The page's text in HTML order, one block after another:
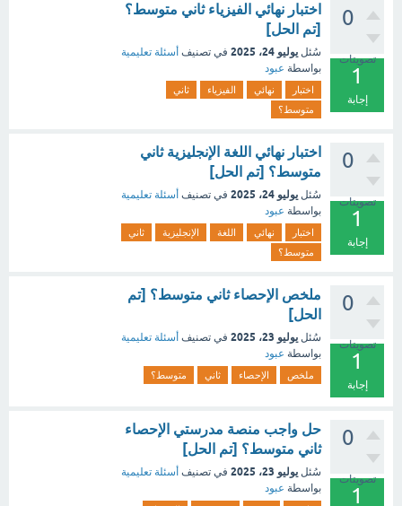
0
تصويتات
1
إجابة
اختبار نهائي الفيزياء ثاني متوسط؟
[تم الحل]
سُئل يوليو 24، 2025 في تصنيف أسئلة تعليمية
بواسطة عبود
اختبار نهائي الفيزياء
ثاني
متوسط؟
0
تصويتات
1
إجابة
اختبار نهائي اللغة الإنجليزية ثاني
متوسط؟ [تم الحل]
سُئل يوليو 24، 2025 في تصنيف أسئلة تعليمية
بواسطة عبود
اختبار نهائي اللغة الإنجليزية
ثاني
متوسط؟
0
تصويتات
1
إجابة
ملخص الإحصاء ثاني متوسط؟ [تم
الحل]
سُئل يوليو 23، 2025 في تصنيف أسئلة تعليمية
بواسطة عبود
ملخص الإحصاء ثاني متوسط؟
0
تصويتات
1
حل واجب منصة مدرستي الإحصاء
ثاني متوسط؟ [تم الحل]
سُئل يوليو 23، 2025 في تصنيف أسئلة تعليمية
بواسطة عبود